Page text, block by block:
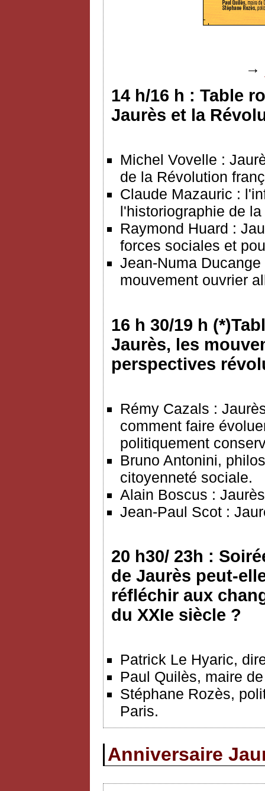
→
14 h/16 h : Table
Jaurès et la
Michel Vovelle :
de la Révolution
Claude Mazauric :
l'historiographie de
Raymond Huard :
forces sociales et
Jean-Numa
mouvement ouvrier
16 h 30/19 h
Jaurès, les
perspectives
Rémy Cazals :
comment faire
politiquement
Bruno Antonini,
citoyenneté sociale.
Alain Boscus :
Jean-Paul Scot :
20 h30/ 23h :
de Jaurès peut-
réfléchir aux
du XXIe siècle ?
Patrick Le Hyaric,
Paul Quilès, maire
Stéphane Rozès,
Paris.
Anniversaire